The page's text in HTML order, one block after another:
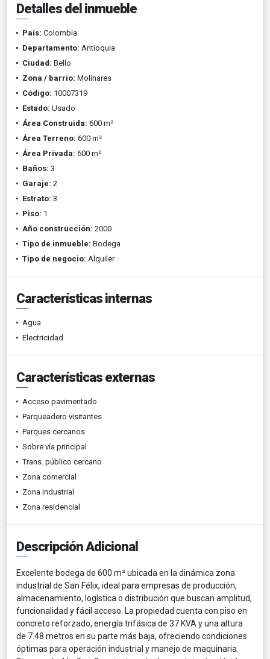
Detalles del inmueble
País: Colombia
Departamento: Antioquia
Ciudad: Bello
Zona / barrio: Molinares
Código: 10007319
Estado: Usado
Área Construida: 600 m²
Área Terreno: 600 m²
Área Privada: 600 m²
Baños: 3
Garaje: 2
Estrato: 3
Piso: 1
Año construcción: 2000
Tipo de inmueble: Bodega
Tipo de negocio: Alquiler
Características internas
Agua
Electricidad
Características externas
Acceso pavimentado
Parqueadero visitantes
Parques cercanos
Sobre vía principal
Trans. público cercano
Zona comercial
Zona industrial
Zona residencial
Descripción Adicional
Excelente bodega de 600 m² ubicada en la dinámica zona
industrial de San Félix, ideal para empresas de producción,
almacenamiento, logística o distribución que buscan amplitud,
funcionalidad y fácil acceso. La propiedad cuenta con piso en
concreto reforzado, energía trifásica de 37 KVA y una altura
de 7.48 metros en su parte más baja, ofreciendo condiciones
óptimas para operación industrial y manejo de maquinaria.